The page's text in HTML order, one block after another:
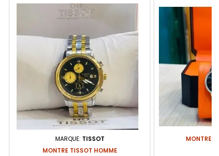
MARQUE: TISSOT
MONTRE TISSOT HOMME
MONTRE